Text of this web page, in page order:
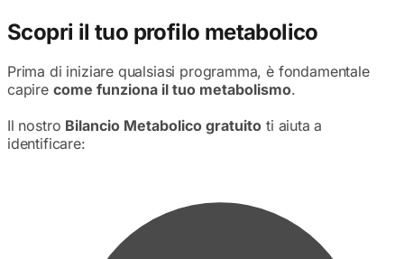
Scopri il tuo profilo metabolico
Prima di iniziare qualsiasi programma, è fondamentale
capire come funziona il tuo metabolismo.
Il nostro Bilancio Metabolico gratuito ti aiuta a
identificare: